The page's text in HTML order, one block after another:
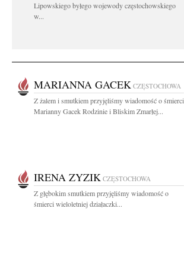
Lipowskiego byłego wojewody częstochowskiego
w...
MARIANNA GACEK CZĘSTOCHOWA
Z żalem i smutkiem przyjęliśmy wiadomość o śmierci
Marianny Gacek Rodzinie i Bliskim Zmarłej...
IRENA ZYZIK CZĘSTOCHOWA
Z głębokim smutkiem przyjęliśmy wiadomość o
śmierci wieloletniej działaczki...